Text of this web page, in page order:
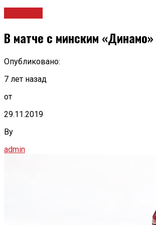
В матче с минским
Опубликовано:
7 лет назад
от
29.11.2019
By
admin